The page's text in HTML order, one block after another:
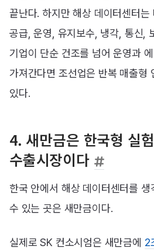
끝난다. 하지만 해상 데이터센터
공급, 운영, 유지보수, 냉각, 통신,
기업이 단순 건조를 넘어 운영과
가져간다면 조선업은 반복 매출형
있다.
4. 새만금은 한국형 실
수출시장이다
한국 안에서 해상 데이터센터를
수 있는 곳은 새만금이다.
실제로 SK 컨소시엄은 새만금에 2